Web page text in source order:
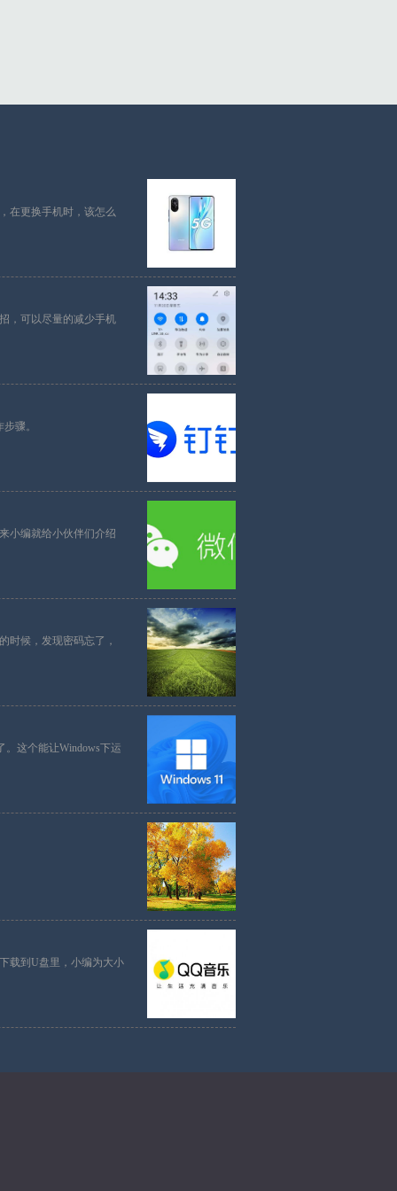
在更换手机时，该怎么
，可以尽量的减少手机
骤。
小编就给小伙伴们介绍
时候，发现密码忘了，
。这个能让Windows下运
载到U盘里，小编为大小